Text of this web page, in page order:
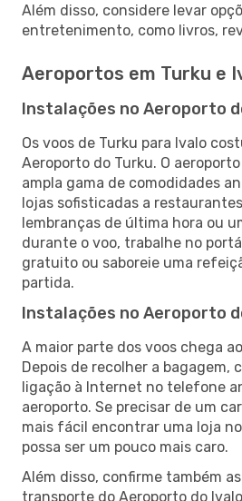
Além disso, considere levar
entretenimento, como livros,
Aeroportos em Turku e
Instalações no Aeroporto
Os voos de Turku para Ivalo
Aeroporto do Turku. O
ampla gama de comodidades
lojas sofisticadas a
lembranças de última hora ou
durante o voo, trabalhe no
gratuito ou saboreie uma
partida.
Instalações no Aeroporto
A maior parte dos voos chega
Depois de recolher a bagagem,
ligação à Internet no telefone
aeroporto. Se precisar de um
mais fácil encontrar uma loja
possa ser um pouco mais caro.
Além disso, confirme também
transporte do Aeroporto do